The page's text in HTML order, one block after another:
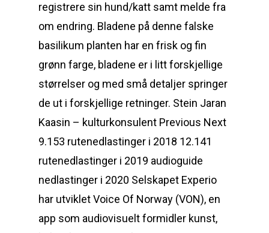
registrere sin hund/katt samt melde fra
om endring. Bladene på denne falske
basilikum planten har en frisk og fin
grønn farge, bladene er i litt forskjellige
størrelser og med små detaljer springer
de ut i forskjellige retninger. Stein Jaran
Kaasin – kulturkonsulent Previous Next
9.153 rutenedlastinger i 2018 12.141
rutenedlastinger i 2019 audioguide
nedlastinger i 2020 Selskapet Experio
har utviklet Voice Of Norway (VON), en
app som audiovisuelt formidler kunst,